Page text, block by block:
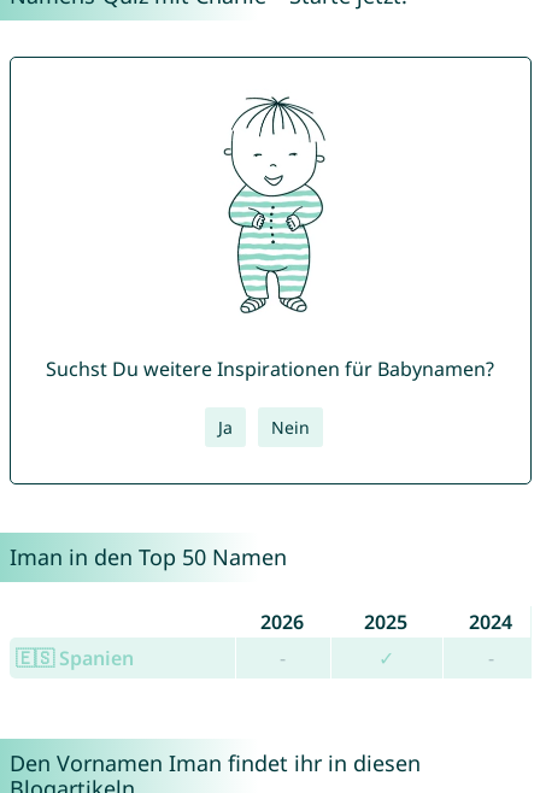
Suchst Du weitere Inspirationen für Babynamen?
Ja Nein
Iman in den Top 50 Namen
2026 2025
2024
🇪🇸 Spanien
- ✓ -
Den Vornamen Iman findet ihr in diesen